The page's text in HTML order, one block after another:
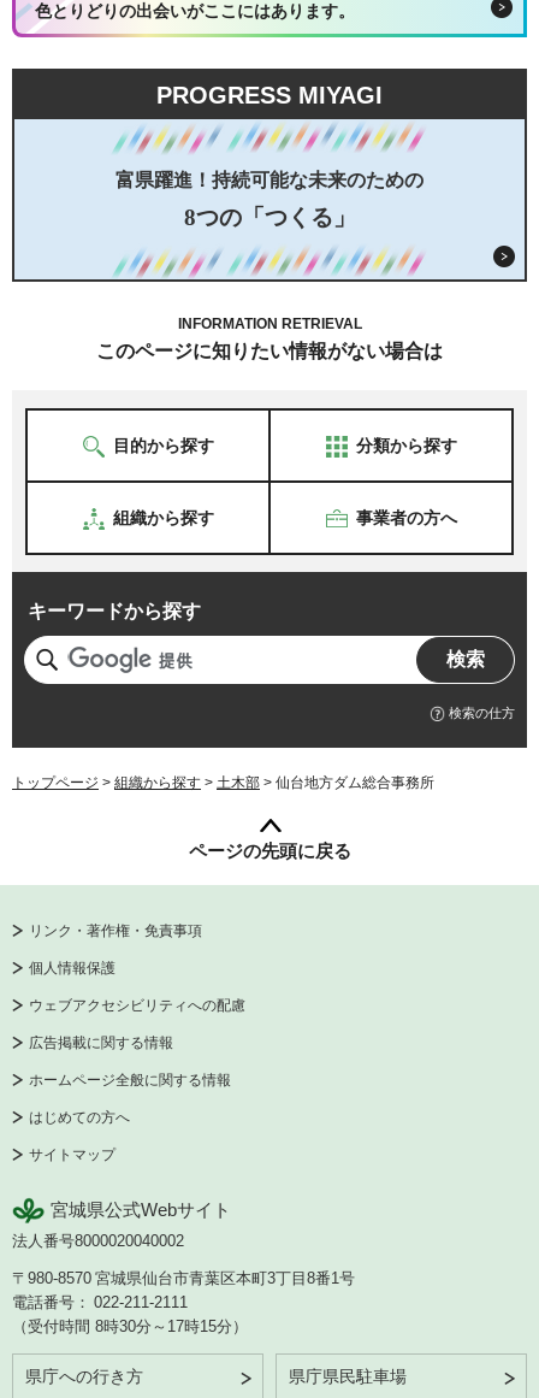
色とりどりの出会いがここにはあります。
PROGRESS MIYAGI
富県躍進！持続可能な未来のための
8つの「つくる」
INFORMATION RETRIEVAL
このページに知りたい情報がない場合は
目的から探す 分類から探す
組織から探す 事業者の方へ
キーワードから探す
検索の仕方
トップページ > 組織から探す > 土木部 > 仙台地方ダム総合事務所
ページの先頭に戻る
リンク・著作権・免責事項
個人情報保護
ウェブアクセシビリティへの配慮
広告掲載に関する情報
ホームページ全般に関する情報
はじめての方へ
サイトマップ
宮城県公式Webサイト
法人番号8000020040002
〒980-8570 宮城県仙台市青葉区本町3丁目8番1号
電話番号： 022-211-2111
（受付時間 8時30分～17時15分）
県庁への行き方 県庁県民駐車場